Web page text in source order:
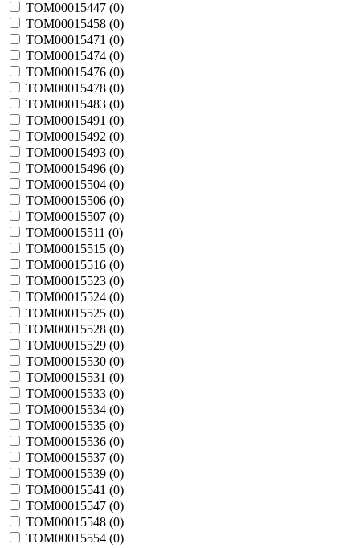
TOM00015447 (0)
TOM00015458 (0)
TOM00015471 (0)
TOM00015474 (0)
TOM00015476 (0)
TOM00015478 (0)
TOM00015483 (0)
TOM00015491 (0)
TOM00015492 (0)
TOM00015493 (0)
TOM00015496 (0)
TOM00015504 (0)
TOM00015506 (0)
TOM00015507 (0)
TOM00015511 (0)
TOM00015515 (0)
TOM00015516 (0)
TOM00015523 (0)
TOM00015524 (0)
TOM00015525 (0)
TOM00015528 (0)
TOM00015529 (0)
TOM00015530 (0)
TOM00015531 (0)
TOM00015533 (0)
TOM00015534 (0)
TOM00015535 (0)
TOM00015536 (0)
TOM00015537 (0)
TOM00015539 (0)
TOM00015541 (0)
TOM00015547 (0)
TOM00015548 (0)
TOM00015554 (0)